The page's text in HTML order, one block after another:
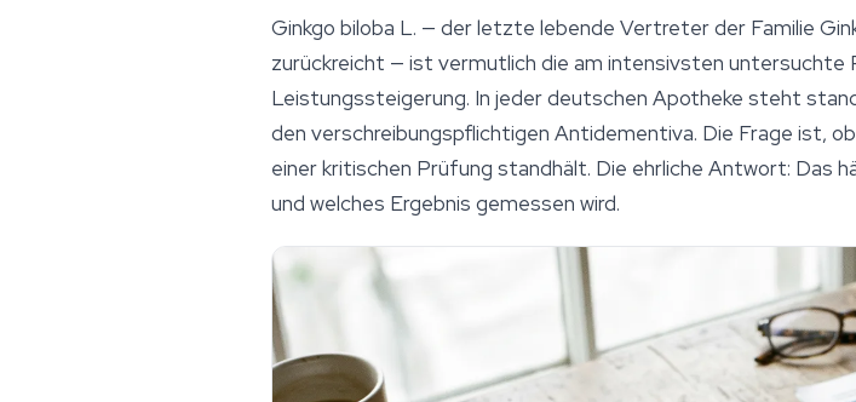
Ginkgo biloba L. — der letzte lebende Vertreter der Familie
zurückreicht — ist vermutlich die am intensivsten untersuchte
Leistungssteigerung. In jeder deutschen Apotheke steht
den verschreibungspflichtigen Antidementiva. Die Frage ist,
einer kritischen Prüfung standhält. Die ehrliche Antwort: Das
und welches Ergebnis gemessen wird.